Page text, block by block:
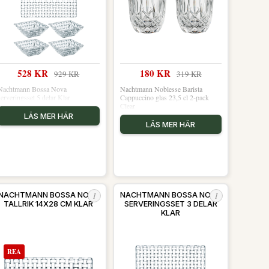
528 KR 929 KR
Bossa Nova
serveringsset 5 delar Klar
LÄS MER HÄR
180 KR 319 KR
Nachtmann Noblesse Barista
Cappuccino glas 23,5 cl 2-pack
Clear
LÄS MER HÄR
I
BOSSA NOVA
TALLRIK 14X28 CM KLAR
REA
I
NACHTMANN BOSSA NOVA
SERVERINGSSET 3 DELAR
KLAR